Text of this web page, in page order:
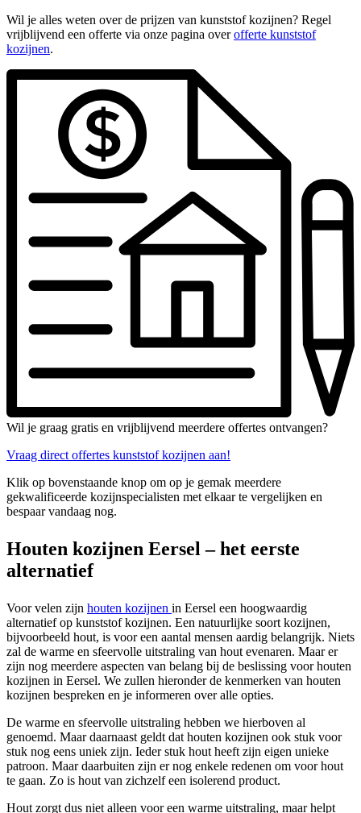
Wil je alles weten over de prijzen van kunststof kozijnen? Regel
vrijblijvend een offerte via onze pagina overofferte kunststof
kozijnen.
Wil je graag gratis en vrijblijvend meerdere offertes ontvangen?
Vraag direct offertes kunststof kozijnen aan!
Klik op bovenstaande knop om op je gemak meerdere
gekwalificeerde kozijnspecialisten met elkaar te vergelijken en
bespaar vandaag nog.
Houten kozijnen Eersel – het eerste
alternatief
Voor velen zijn houten kozijnen in Eersel een hoogwaardig
alternatief op kunststof kozijnen. Een natuurlijke soort kozijnen,
bijvoorbeeld hout, is voor een aantal mensen aardig belangrijk. Niets
zal de warme en sfeervolle uitstraling van hout evenaren. Maar er
zijn nog meerdere aspecten van belang bij de beslissing voor houten
kozijnen in Eersel. We zullen hieronder de kenmerken van houten
kozijnen bespreken en je informeren over alle opties.
De warme en sfeervolle uitstraling hebben we hierboven al
genoemd. Maar daarnaast geldt dat houten kozijnen ook stuk voor
stuk nog eens uniek zijn. Ieder stuk hout heeft zijn eigen unieke
patroon. Maar daarbuiten zijn er nog enkele redenen om voor hout
te gaan. Zo is hout van zichzelf een isolerend product.
Hout zorgt dus niet alleen voor een warme uitstraling, maar helpt